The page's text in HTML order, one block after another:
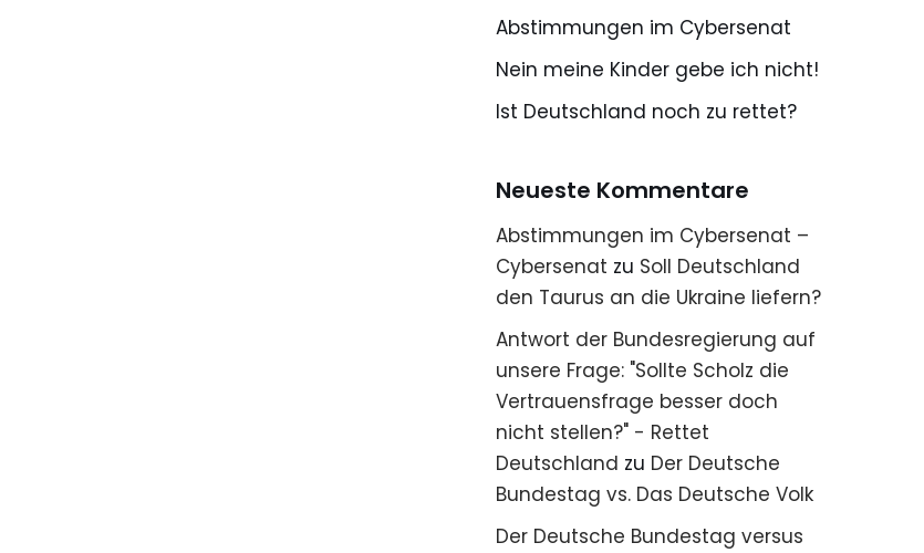
Abstimmungen im Cybersenat
Nein meine Kinder gebe ich nicht!
Ist Deutschland noch zu rettet?
Neueste Kommentare
Abstimmungen im Cybersenat –
Cybersenat zu Soll Deutschland
den Taurus an die Ukraine liefern?
Antwort der Bundesregierung auf
unsere Frage: "Sollte Scholz die
Vertrauensfrage besser doch
nicht stellen?" - Rettet
Deutschland zu Der Deutsche
Bundestag vs. Das Deutsche Volk
Der Deutsche Bundestag versus